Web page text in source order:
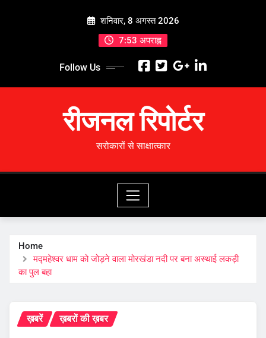
शनिवार, 8 अगस्त 2026
7:53 अपराह्न
Follow Us
रीजनल रिपोर्टर
सरोकारों से साक्षात्कार
Home
मद्महेश्वर धाम को जोड़ने वाला मोरखंडा नदी पर बना अस्थाई लकड़ी
का पुल बहा
ख़बरें ख़बरों की ख़बर